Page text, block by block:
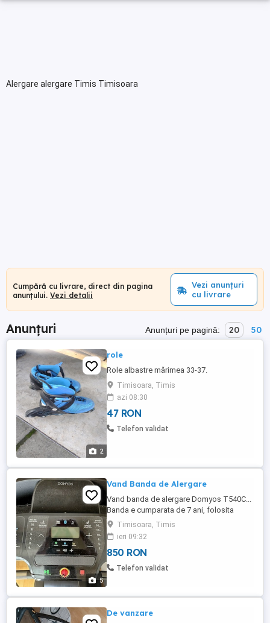
Alergare alergare Timis Timisoara
Cumpără cu livrare, direct din pagina
anunțului. Vezi detalii
Vezi anunțuri
cu livrare
Anunțuri Anunțuri pe pagină: 20 50
2
role
Role albastre mărimea 33-37.
Timisoara, Timis
azi 08:30
47 RON
Telefon validat
5
Vand Banda de Alergare
Vand banda de alergare Domyos T540C...
Banda e cumparata de 7 ani, folosita
moderat. Banda are inclinatie, 24 de
programe si se poate ridica ca sa nu
ocupe mult loc.
Timisoara, Timis
ieri 09:32
850 RON
Telefon validat
De vanzare